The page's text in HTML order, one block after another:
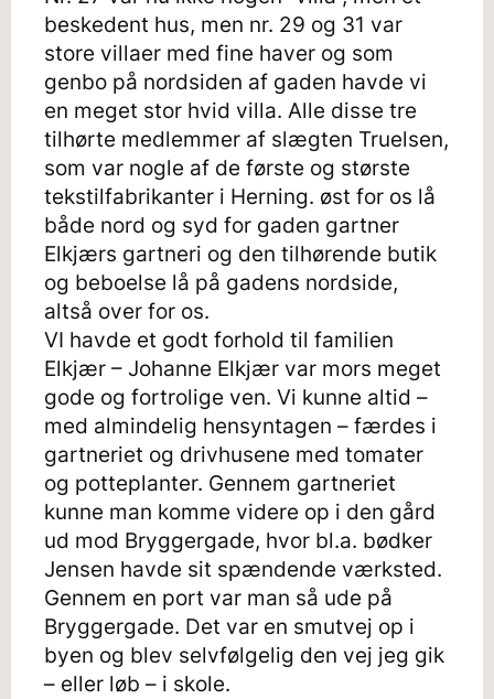
beskedent hus, men nr. 29 og 31 var
store villaer med fine haver og som
genbo på nordsiden af gaden havde vi
en meget stor hvid villa. Alle disse tre
tilhørte medlemmer af slægten Truelsen,
som var nogle af de første og største
tekstilfabrikanter i Herning. øst for os lå
både nord og syd for gaden gartner
Elkjærs gartneri og den tilhørende butik
og beboelse lå på gadens nordside,
altså over for os.
VI havde et godt forhold til familien
Elkjær – Johanne Elkjær var mors meget
gode og fortrolige ven. Vi kunne altid –
med almindelig hensyntagen – færdes i
gartneriet og drivhusene med tomater
og potteplanter. Gennem gartneriet
kunne man komme videre op i den gård
ud mod Bryggergade, hvor bl.a. bødker
Jensen havde sit spændende værksted.
Gennem en port var man så ude på
Bryggergade. Det var en smutvej op i
byen og blev selvfølgelig den vej jeg gik
– eller løb – i skole.